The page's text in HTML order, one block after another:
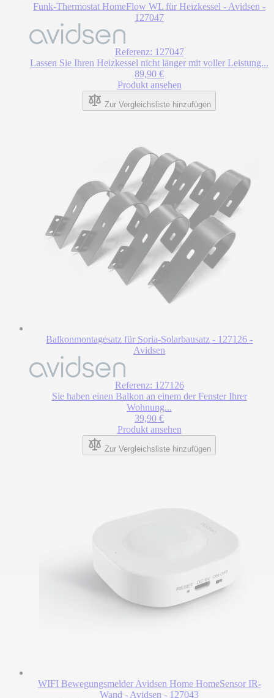
Funk-Thermostat HomeFlow WL für Heizkessel - Avidsen -
127047
Referenz: 127047
Lassen Sie Ihren Heizkessel nicht länger mit voller Leistung...
89,90 €
Produkt ansehen
Zur Vergleichsliste hinzufügen
Balkonmontagesatz für Soria-Solarbausatz - 127126 -
Avidsen
Referenz: 127126
Sie haben einen Balkon an einem der Fenster Ihrer
Wohnung...
39,90 €
Produkt ansehen
Zur Vergleichsliste hinzufügen
WIFI Bewegungsmelder Avidsen Home HomeSensor IR-
Wand - Avidsen - 127043